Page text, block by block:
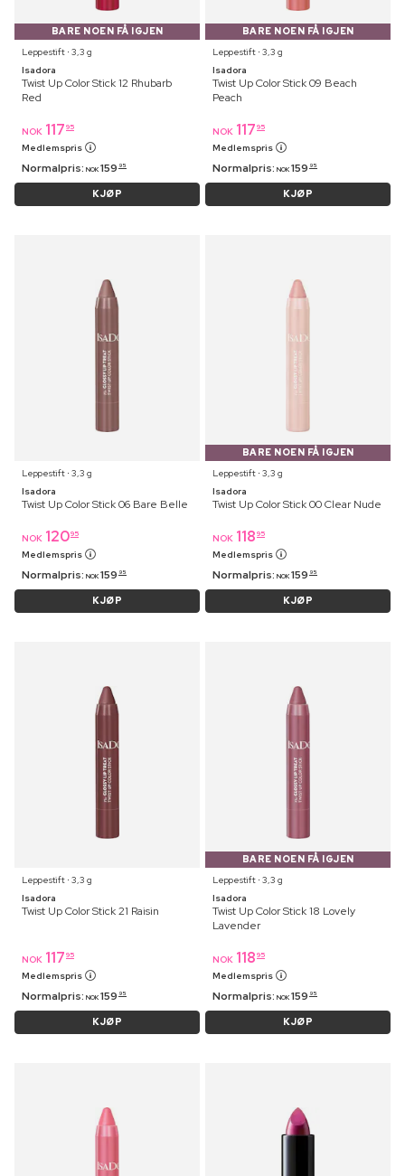
BARE NOEN FÅ IGJEN
Leppestift ⋅ 3,3 g
Isadora
Twist Up Color Stick 12 Rhubarb
Red
NOK 117 95
Medlemspris
Normalpris: NOK 159 95
KJØP
BARE NOEN FÅ IGJEN
Leppestift ⋅ 3,3 g
Isadora
Twist Up Color Stick 09 Beach
Peach
NOK 117 95
Medlemspris
Normalpris: NOK 159 95
KJØP
Leppestift ⋅ 3,3 g
Isadora
Twist Up Color Stick 06 Bare Belle
NOK 12095
Medlemspris
Normalpris: NOK 159 95
KJØP
BARE NOEN FÅ IGJEN
Leppestift ⋅ 3,3 g
Isadora
Twist Up Color Stick 00 Clear Nude
NOK 118 95
Medlemspris
Normalpris: NOK 159 95
KJØP
Leppestift ⋅ 3,3 g
Isadora
Twist Up Color Stick 21 Raisin
NOK 117 95
Medlemspris
Normalpris: NOK 159 95
KJØP
BARE NOEN FÅ IGJEN
Leppestift ⋅ 3,3 g
Isadora
Twist Up Color Stick 18 Lovely
Lavender
NOK 118 95
Medlemspris
Normalpris: NOK 159 95
KJØP